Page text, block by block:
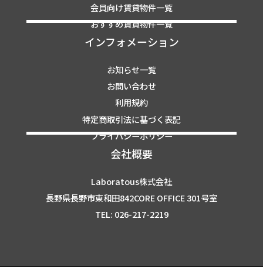
会員向け賃貸物件一覧
おすすめ賃貸物件一覧
インフォメーション
お知らせ一覧
お問い合わせ
利用規約
特定商取引法に基づく表記
プライバシーポリシー
会社概要
Laboratous株式会社
長野県長野市東和田842CORE OFFICE 301号室
TEL: 026-217-2219